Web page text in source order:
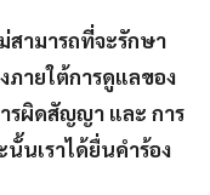
สามารถที่จะรักษา
ายใต้การดูแลของ
รผิดสัญญา และ การ
นเราได้ยื่นคำร้อง